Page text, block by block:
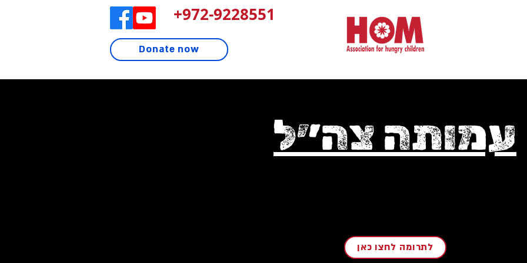
972-9228551+
Donate now
עמותה צה״ל
לתרומה לחצו כאן